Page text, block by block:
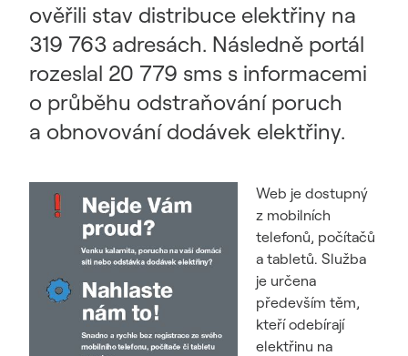
ověřili stav distribuce elektřiny na
319 763 adresách. Následně portál
rozeslal 20 779 sms s informacemi
o průběhu odstraňování poruch
a obnovování dodávek elektřiny.
Web je dostupný
z mobilních
telefonů, počítačů
a tabletů. Služba
je určena
především těm,
kteří odebírají
elektřinu na